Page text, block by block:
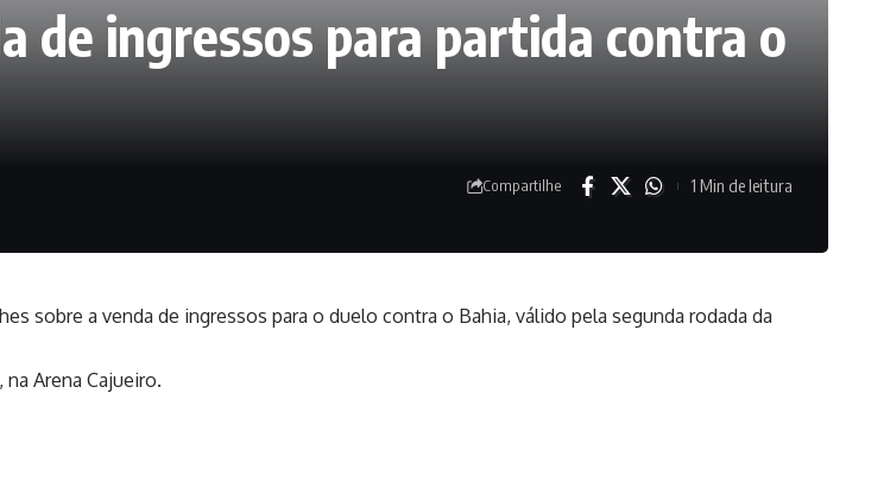
de ingressos para partida contra o
Compartilhe 1 Min de leitura
sobre a venda de ingressos para o duelo contra o Bahia, válido pela segunda rodada da
na Arena Cajueiro.